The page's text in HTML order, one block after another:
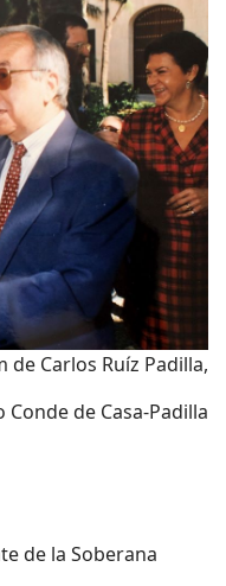
Carlos Ruíz Padilla,
Conde de Casa-Padilla
de la Soberana